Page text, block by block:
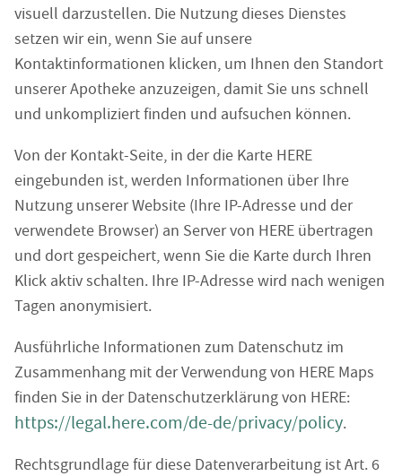
visuell darzustellen. Die Nutzung dieses Dienstes
setzen wir ein, wenn Sie auf unsere
Kontaktinformationen klicken, um Ihnen den Standort
unserer Apotheke anzuzeigen, damit Sie uns schnell
und unkompliziert finden und aufsuchen können.
Von der Kontakt-Seite, in der die Karte HERE
eingebunden ist, werden Informationen über Ihre
Nutzung unserer Website (Ihre IP-Adresse und der
verwendete Browser) an Server von HERE übertragen
und dort gespeichert, wenn Sie die Karte durch Ihren
Klick aktiv schalten. Ihre IP-Adresse wird nach wenigen
Tagen anonymisiert.
Ausführliche Informationen zum Datenschutz im
Zusammenhang mit der Verwendung von HERE Maps
finden Sie in der Datenschutzerklärung von HERE:
https://legal.here.com/de-de/privacy/policy.
Rechtsgrundlage für diese Datenverarbeitung ist Art. 6